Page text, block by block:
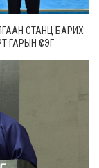
СТАНЦ БАРИХ
ГАРЫН ҮСЭГ